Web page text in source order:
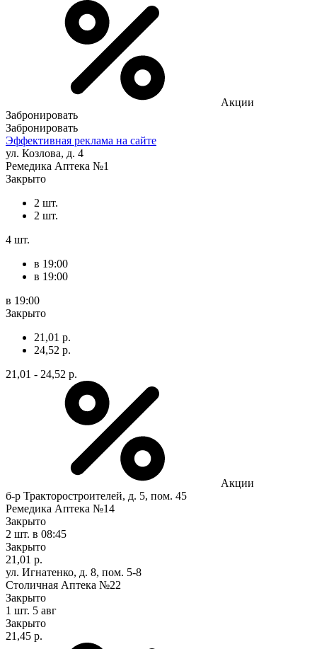
Акции
Забронировать
Забронировать
Эффективная реклама на сайте
ул. Козлова, д. 4
Ремедика Аптека №1
Закрыто
2 шт.
2 шт.
4 шт.
в 19:00
в 19:00
в 19:00
Закрыто
21,01 р.
24,52 р.
21,01 - 24,52 р.
Акции
б-р Тракторостроителей, д. 5, пом. 45
Ремедика Аптека №14
Закрыто
2 шт. в 08:45
Закрыто
21,01 р.
ул. Игнатенко, д. 8, пом. 5-8
Столичная Аптека №22
Закрыто
1 шт. 5 авг
Закрыто
21,45 р.